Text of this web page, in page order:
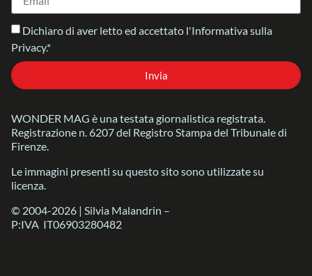
Dichiaro di aver letto ed accettato l'Informativa sulla
Privacy.*
Invia
WONDER MAG è una testata giornalistica registrata.
Registrazione n. 6207 del Registro Stampa del Tribunale di
Firenze.
Le immagini presenti su questo sito sono utilizzate su
licenza.
© 2004-2026 | Silvia Malandrin –
P:IVA IT06903280482